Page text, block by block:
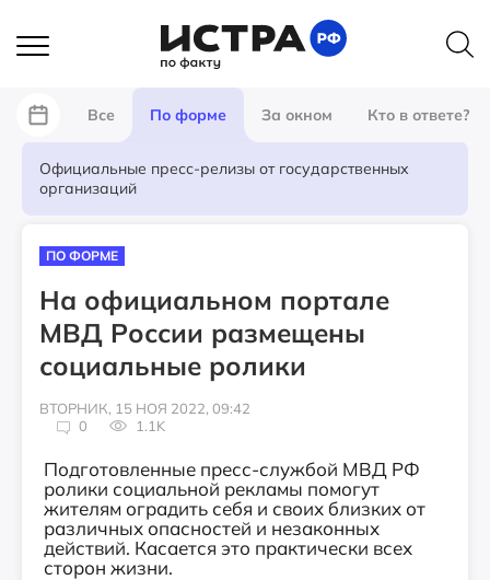
Все По форме За окном Кто в ответе?
Официальные пресс-релизы от государственных
организаций
ПО ФОРМЕ
На официальном портале
МВД России размещены
социальные ролики
ВТОРНИК, 15 НОЯ 2022, 09:42
0
1.1K
Подготовленные пресс-службой МВД РФ
ролики социальной рекламы помогут
жителям оградить себя и своих близких от
различных опасностей и незаконных
действий. Касается это практически всех
сторон жизни.